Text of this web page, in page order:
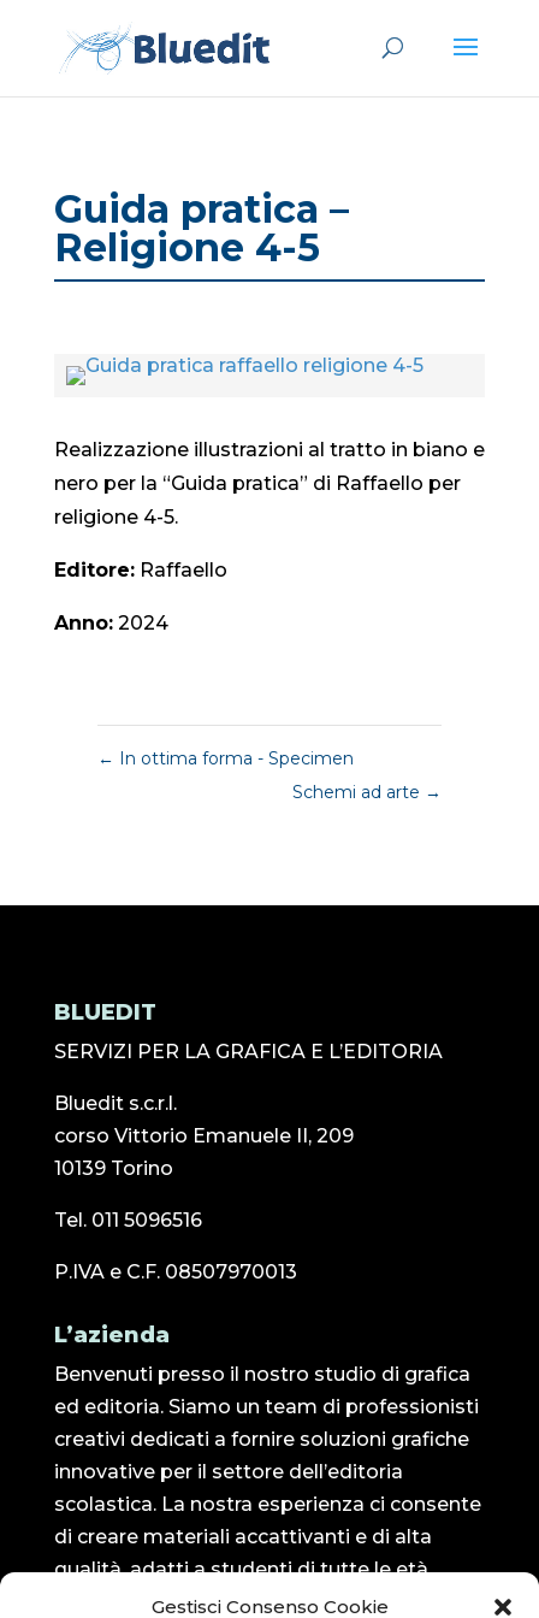
Gestisci Consenso Cookie
Guida pratica –
Religione 4-5
Realizzazione illustrazioni al tratto in biano e
nero per la “Guida pratica” di Raffaello per
religione 4-5.
Editore:Raffaello
Anno:2024
← In ottima forma - Specimen
Schemi ad arte →
BLUEDIT
SERVIZI PER LA GRAFICA E L’EDITORIA
Bluedit s.c.r.l.
corso Vittorio Emanuele II, 209
10139 Torino
Tel. 011 5096516
P.IVA e C.F. 08507970013
L’azienda
Benvenuti presso il nostro studio di grafica
ed editoria. Siamo un team di professionisti
creativi dedicati a fornire soluzioni grafiche
innovative per il settore dell’editoria
scolastica. La nostra esperienza ci consente
di creare materiali accattivanti e di alta
qualità, adatti a studenti di tutte le età.